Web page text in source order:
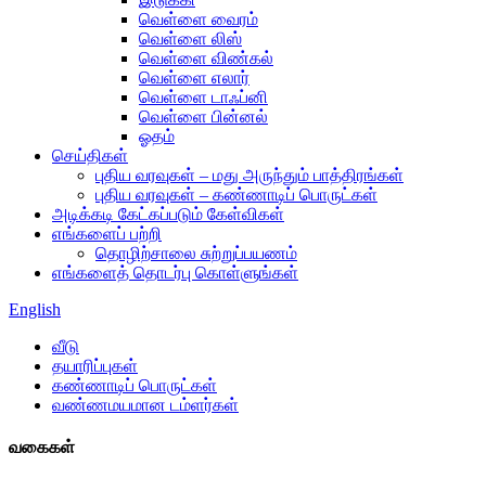
வெள்ளை வைரம்
வெள்ளை லிஸ்
வெள்ளை விண்கல்
வெள்ளை எலார்
வெள்ளை டாஃப்னி
வெள்ளை பின்னல்
ஓதம்
செய்திகள்
புதிய வரவுகள் – மது அருந்தும் பாத்திரங்கள்
புதிய வரவுகள் – கண்ணாடிப் பொருட்கள்
அடிக்கடி கேட்கப்படும் கேள்விகள்
எங்களைப் பற்றி
தொழிற்சாலை சுற்றுப்பயணம்
எங்களைத் தொடர்பு கொள்ளுங்கள்
English
வீடு
தயாரிப்புகள்
கண்ணாடிப் பொருட்கள்
வண்ணமயமான டம்ளர்கள்
வகைகள்